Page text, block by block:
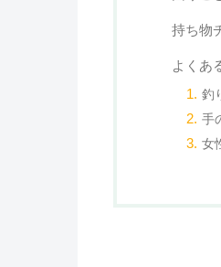
持ち物
よくあ
釣
手
女